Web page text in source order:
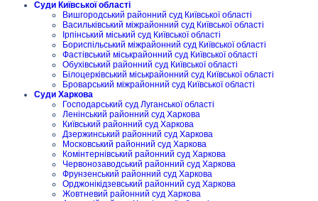
Суди Київської області
Вишгородський районний суд Київської області
Васильківський міжрайонний суд Київської області
Ірпінський міський суд Київської області
Бориспільський міжрайонний суд Київської області
Фастівський міськрайонний суд Київської області
Обухівський районний суд Київської області
Білоцерківський міськрайонний суд Київської області
Броварський міжрайонний суд Київської області
Суди Харкова
Господарський суд Луганської області
Ленінський районний суд Харкова
Київський районний суд Харкова
Дзержинський районний суд Харкова
Московський районний суд Харкова
Комінтернівський районний суд Харкова
Червонозаводський районний суд Харкова
Фрунзенський районний суд Харкова
Орджонікідзевський районний суд Харкова
Жовтневий районний суд Харкова